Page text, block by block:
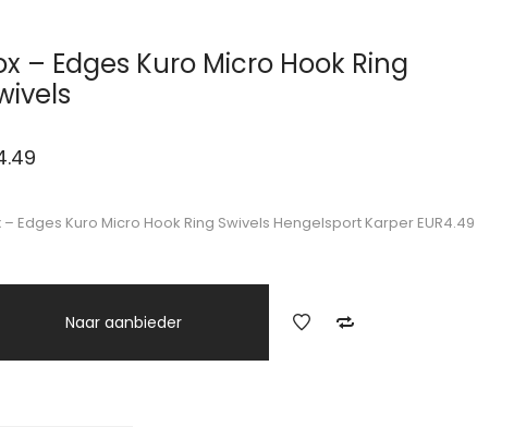
– Edges Kuro Micro Hook Ring
– Edges Kuro Micro Hook Ring Swivels Hengelsport Karper EUR4.49
Naar aanbieder